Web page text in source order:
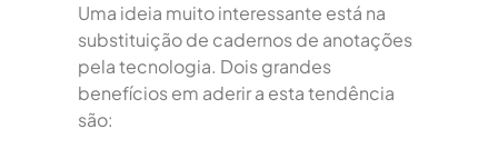
Uma ideia muito interessante está na
substituição de cadernos de anotações
pela tecnologia. Dois grandes
benefícios em aderir a esta tendência
são: